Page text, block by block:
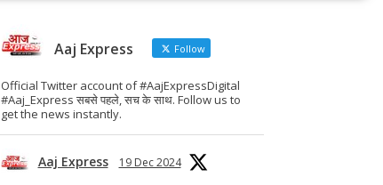
Aaj Express Follow
Official Twitter account of #AajExpressDigital
#Aaj_Express सबसे पहले, सच के साथ. Follow us to
get the news instantly.
Aaj Express 19 Dec 2024